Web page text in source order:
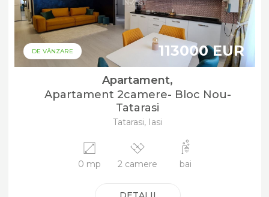
DE VÂNZARE 113000 EUR
Apartament,
Apartament 2camere- Bloc Nou-
Tatarasi
Tatarasi, Iasi
0 mp 2 camere bai